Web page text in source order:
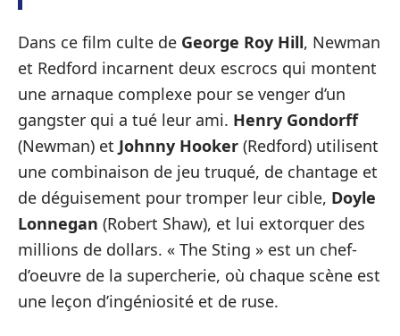
Dans ce film culte de George Roy Hill, Newman
et Redford incarnent deux escrocs qui montent
une arnaque complexe pour se venger d’un
gangster qui a tué leur ami. Henry Gondorff
(Newman) et Johnny Hooker (Redford) utilisent
une combinaison de jeu truqué, de chantage et
de déguisement pour tromper leur cible, Doyle
Lonnegan (Robert Shaw), et lui extorquer des
millions de dollars. « The Sting » est un chef-
d’oeuvre de la supercherie, où chaque scène est
une leçon d’ingéniosité et de ruse.